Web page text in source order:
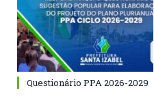
Questionário PPA 2026-2029